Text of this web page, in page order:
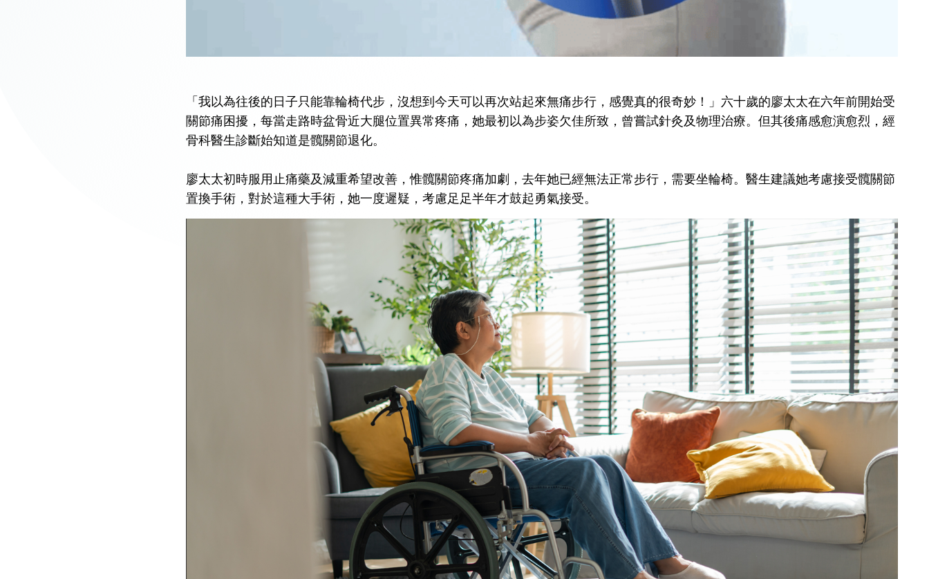
「我以為往後的日子只能靠輪椅代步，沒想到今天可以再次站起來無痛步行，感覺真的很奇妙！」六十歲的廖太太在六年前開始受
關節痛困擾，每當走路時盆骨近大腿位置異常疼痛，她最初以為步姿欠佳所致，曾嘗試針灸及物理治療。但其後痛感愈演愈烈，經
骨科醫生診斷始知道是髖關節退化。
廖太太初時服用止痛藥及減重希望改善，惟髖關節疼痛加劇，去年她已經無法正常步行，需要坐輪椅。醫生建議她考慮接受髖關節
置換手術，對於這種大手術，她一度遲疑，考慮足足半年才鼓起勇氣接受。